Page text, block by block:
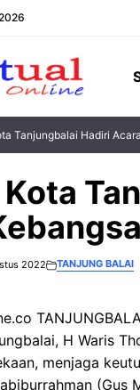
Tanjungbalai Hadiri
2022 TANJUNG BALAI
H Waris
menjaga
(Gus